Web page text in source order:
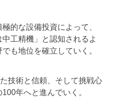
的な設備投資によって、
工精機」と認知されるよ
も地位を確立していく。
技術と信頼、そして挑戦心
年へと進んでいく。